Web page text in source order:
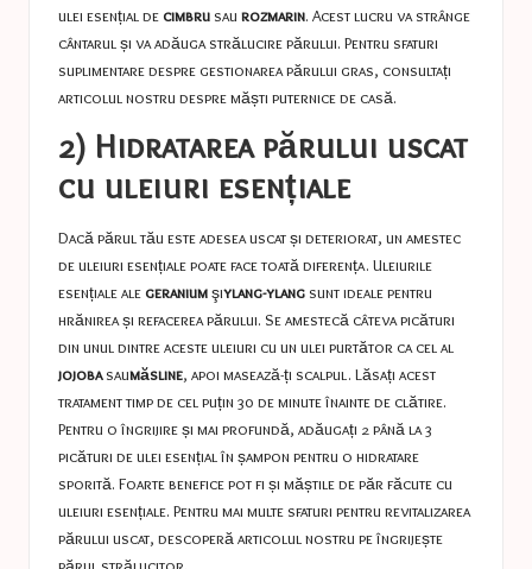
ulei esențial de cimbru sau rozmarin. Acest lucru va strânge
cântarul și va adăuga strălucire părului. Pentru sfaturi
suplimentare despre gestionarea părului gras, consultați
articolul nostru despremăști puternice de casă.
2) Hidratarea părului uscat
cu uleiuri esențiale
Dacă părul tău este adesea uscat și deteriorat, un amestec
de uleiuri esențiale poate face toată diferența. Uleiurile
esențiale ale geraniumşiylang-ylang sunt ideale pentru
hrănirea și refacerea părului. Se amestecă câteva picături
din unul dintre aceste uleiuri cu un ulei purtător ca cel al
jojobasaumăsline, apoi masează-ți scalpul. Lăsați acest
tratament timp de cel puțin 30 de minute înainte de clătire.
Pentru o îngrijire și mai profundă, adăugați 2 până la 3
picături de ulei esențial în șampon pentru o hidratare
sporită. Foarte benefice pot fi și măștile de păr făcute cu
uleiuri esențiale. Pentru mai multe sfaturi pentru revitalizarea
părului uscat, descoperă articolul nostru peîngrijește
părul strălucitor.